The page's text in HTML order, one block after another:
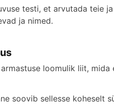
testi, et arvutada teie
ja nimed.
loomulik liit,
soovib sellesse koheselt